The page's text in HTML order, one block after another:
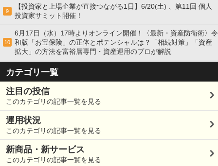
9
【投資家と上場企業が直接つながる1日】6/20(土) 、第11回 個人
投資家サミット開催！
10
6月17日（水）17時よりオンライン開催！〈最新・資産防衛術〉令
和版「お宝保険」の正体とポテンシャルは？「相続対策」「資産
拡大」の方法を富裕層専門・資産運用のプロが解説
カテゴリ一覧
注目の投信
このカテゴリの記事一覧を見る
運用状況
このカテゴリの記事一覧を見る
新商品・新サービス
このカテゴリの記事一覧を見る